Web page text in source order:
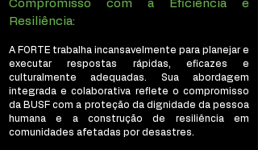
Compromisso com a Eficiência e
Resiliência:
A FORTE trabalha incansavelmente para planejar e
executar respostas rápidas, eficazes e
culturalmente adequadas. Sua abordagem
integrada e colaborativa reflete o compromisso
da BUSF com a proteção da dignidade da pessoa
humana e a construção de resiliência em
comunidades afetadas por desastres.